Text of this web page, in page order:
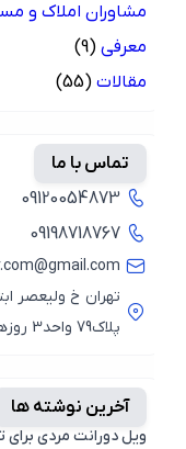
مشاوران املاک و
معرفی (9)
مقالات (55)
تماس با ما
09120054873
09198718767
تهران خ ولیعصر
آخرین نوشته ها
ویل دورانت مردی برای